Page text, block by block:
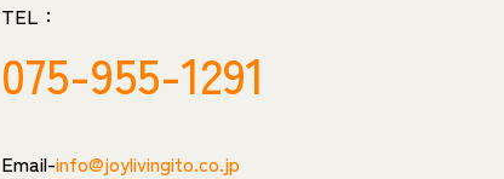
TEL：
075-955-1291
Email-info@joylivingito.co.jp